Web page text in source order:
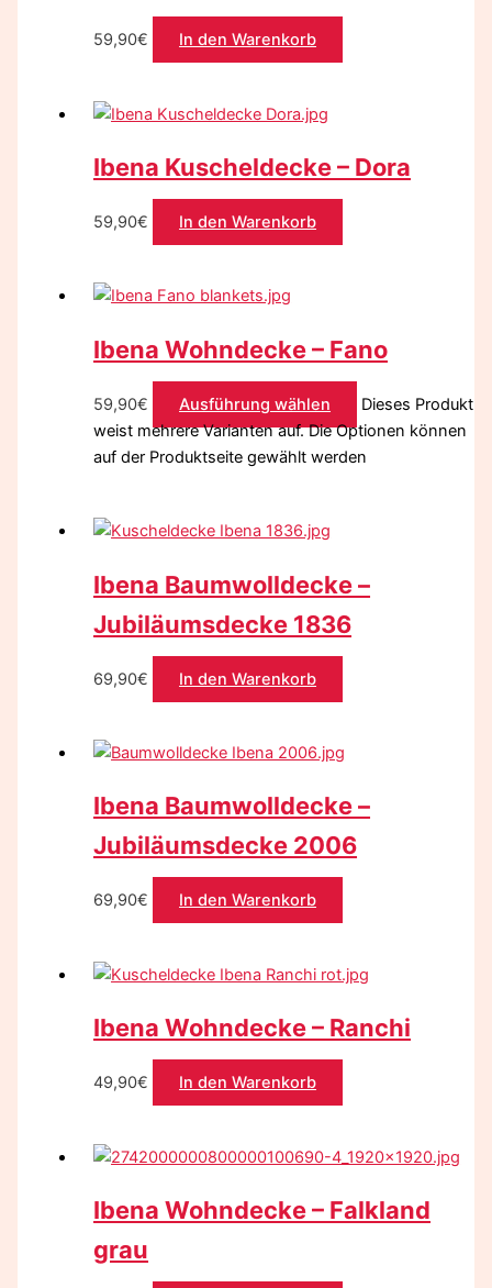
59,90€ In den Warenkorb
Ibena Kuscheldecke – Dora
59,90€ In den Warenkorb
Ibena Wohndecke – Fano
59,90€ Ausführung wählen
Dieses Produkt
weist mehrere Varianten auf. Die Optionen können
auf der Produktseite gewählt werden
Ibena Baumwolldecke –
Jubiläumsdecke 1836
69,90€ In den Warenkorb
Ibena Baumwolldecke –
Jubiläumsdecke 2006
69,90€ In den Warenkorb
Ibena Wohndecke – Ranchi
49,90€ In den Warenkorb
Ibena Wohndecke – Falkland
grau